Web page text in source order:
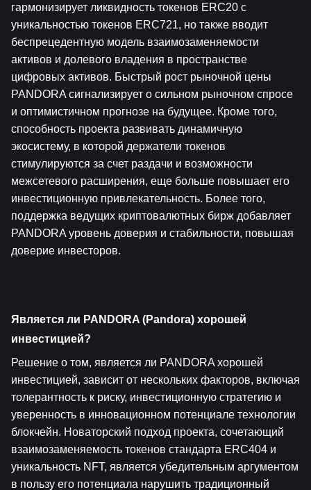
гармонизирует ликвидность токенов ERC20 с
уникальностью токенов ERC721, но также вводит
беспрецедентную модель взаимозаменяемости
активов и долевого владения в пространстве
цифровых активов. Быстрый рост рыночной цены
PANDORA сигнализирует о сильном рыночном спросе
и оптимистичном прогнозе на будущее. Кроме того,
способность проекта развивать динамичную
экосистему, в которой держатели токенов
стимулируются за счет раздачи и возможности
межсетевого расширения, еще больше повышает его
инвестиционную привлекательность. Более того,
поддержка ведущих криптовалютных бирж добавляет
PANDORA уровень доверия и стабильности, повышая
доверие инвесторов.
Является ли PANDORA (Pandora) хорошей
инвестицией?
Решение о том, является ли PANDORA хорошей
инвестицией, зависит от нескольких факторов, включая
толерантность к риску, инвестиционную стратегию и
уверенность в инновационном потенциале технологии
блокчейн. Новаторский подход проекта, сочетающий
взаимозаменяемость токенов стандарта ERC404 и
уникальность NFT, является убедительным аргументом
в пользу его потенциала нарушить традиционный